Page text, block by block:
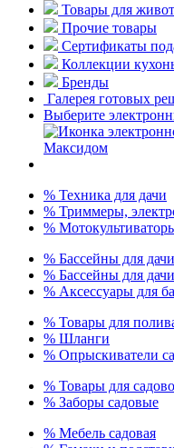
Товары для
Прочие товары
Сертификаты
Коллекции
Бренды
Галерея готовых
Выберите
% Техника для дачи
% Триммеры,
%
% Бассейны для
% Бассейны для дачи
% Аксессуары для
% Товары для
% Шланги
% Опрыскиватели
% Товары для
% Заборы садовые
% Мебель садовая